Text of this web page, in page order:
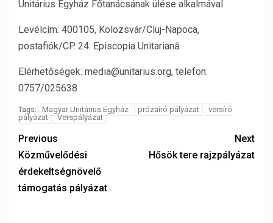
Unitárius Egyház Főtanácsának ülése alkalmával
Levélcím: 400105, Kolozsvár/Cluj-Napoca,
postafiók/CP. 24. Episcopia Unitariană
Elérhetőségek: media@unitarius.org, telefon:
0757/025638
Tags: Magyar Unitárius Egyház prózaíró pályázat
versíró
pályázat
Verspályázat
Previous
Közművelődési
érdekeltségnövelő
támogatás pályázat
Next
Hősök tere rajzpályázat